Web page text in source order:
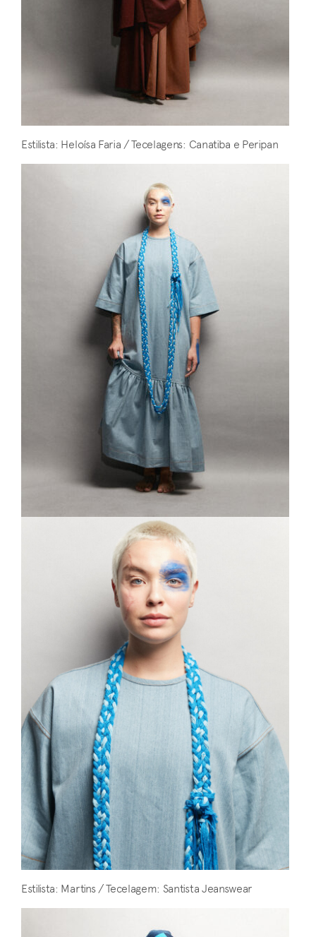
Estilista: Heloísa Faria / Tecelagens: Canatiba e Peripan
Estilista: Martins / Tecelagem: Santista Jeanswear